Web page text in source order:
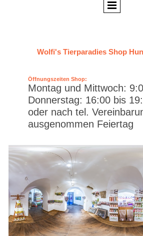
Wolfi's Tierparadies Shop
Öffnungszeiten Shop:
Montag und Mittwoch:
Donnerstag: 16:00 bis
oder nach tel.
ausgenommen Feiertag